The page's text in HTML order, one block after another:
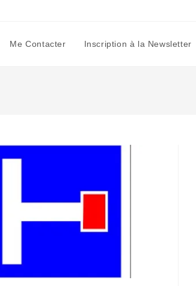
Me Contacter Inscription à la Newsletter